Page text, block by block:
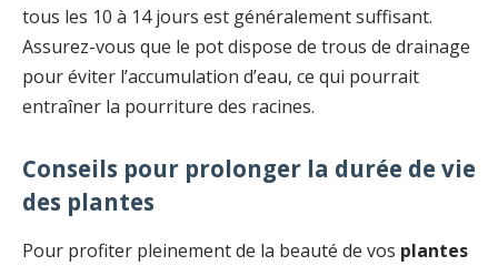
tous les 10 à 14 jours est généralement suffisant.
Assurez-vous que le pot dispose de trous de drainage
pour éviter l’accumulation d’eau, ce qui pourrait
entraîner la pourriture des racines.
Conseils pour prolonger la durée de vie
des plantes
Pour profiter pleinement de la beauté de vos plantes